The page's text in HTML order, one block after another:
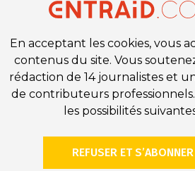
En acceptant les cookies, vous
contenus du site. Vous
rédaction de 14 journalistes et
de contributeurs professionnels.
les possibilités
REFUSER ET S’ABONNER